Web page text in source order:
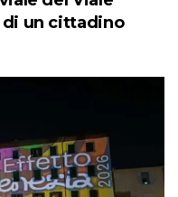
di un cittadino